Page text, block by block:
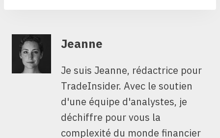
Jeanne
Je suis Jeanne, rédactrice pour
TradeInsider. Avec le soutien
d'une équipe d'analystes, je
déchiffre pour vous la
complexité du monde financier